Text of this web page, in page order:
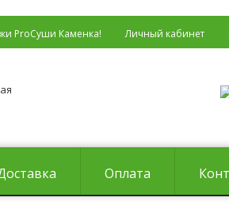
ProСуши Каменка! Личный кабинет
Оплата